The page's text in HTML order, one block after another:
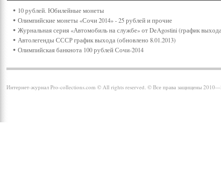
10 рублей. Юбилейные монеты
Олимпийские монеты «Сочи 2014» - 25 рублей и прочие
Журнальная серия «Автомобиль на службе» от DeAgostini (график
Автолегенды СССР график выхода (обновлено 8.01.2013)
Олимпийская банкнота 100 рублей Сочи-2014
Интернет-журнал Pro-collections.com © All rights reserved. © Все права защищены